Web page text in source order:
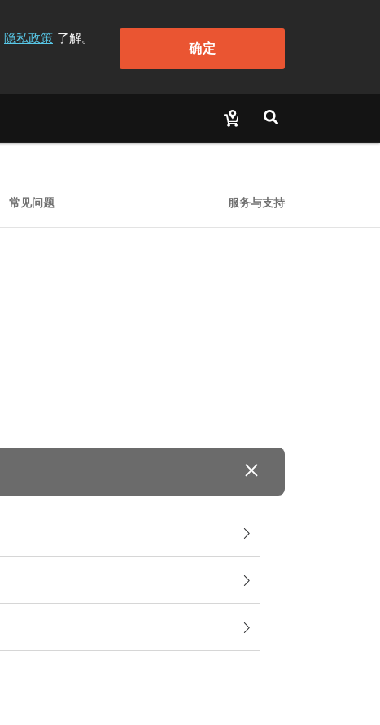
隐私政策 了解。
确定
常见问题 服务与支持